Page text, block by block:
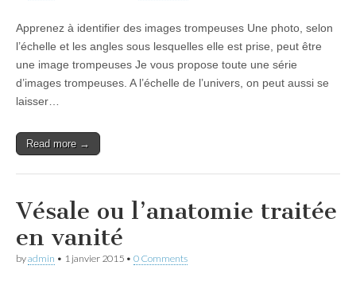
Apprenez à identifier des images trompeuses Une photo, selon
l’échelle et les angles sous lesquelles elle est prise, peut être
une image trompeuses Je vous propose toute une série
d’images trompeuses. A l’échelle de l’univers, on peut aussi se
laisser…
Read more →
Vésale ou l’anatomie traitée
en vanité
byadmin • 1 janvier 2015 • 0 Comments